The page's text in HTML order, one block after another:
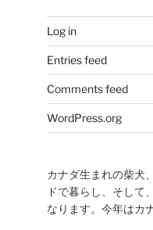
Log in
Entries feed
Comments feed
WordPress.org
カナダ生まれの柴犬
ドで暮らし、そして
なります。今年はカ